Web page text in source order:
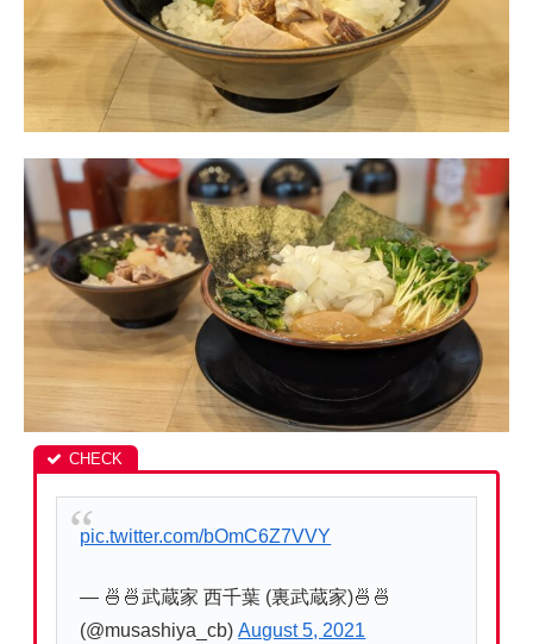
pic.twitter.com/bOmC6Z7VVY
— 🍜🍜武蔵家 西千葉 (裏武蔵家)🍜🍜
(@musashiya_cb)August 5, 2021